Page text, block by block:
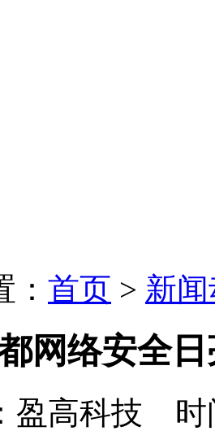
首页 > 新
网络安全
盈高科技 时